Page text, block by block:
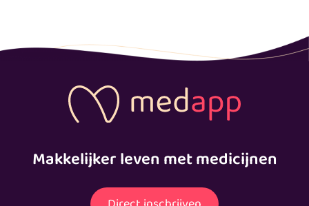
Makkelijker leven met medicijnen